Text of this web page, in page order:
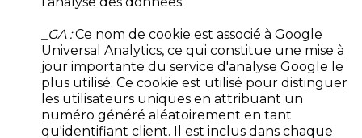
_GA :Ce nom de cookie est associé à Google
Universal Analytics, ce qui constitue une mise à
jour importante du service d'analyse Google le
plus utilisé. Ce cookie est utilisé pour distinguer
les utilisateurs uniques en attribuant un
numéro généré aléatoirement en tant
qu'identifiant client. Il est inclus dans chaque